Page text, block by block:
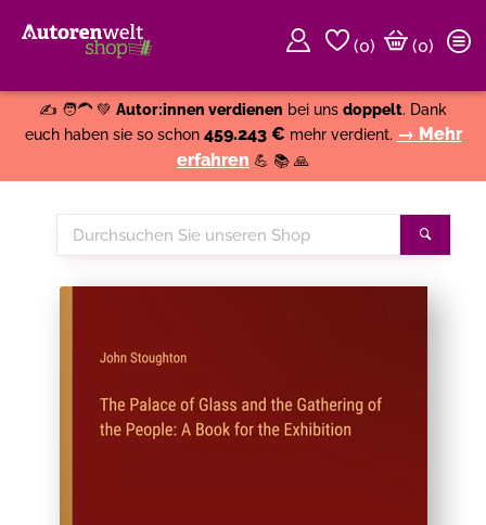
(0)
(0)
✍️ 🧑‍🦱 💚 Autor:innen verdienen bei uns doppelt. Dank
euch haben sie so schon 459.243 € mehr verdient. → Mehr
erfahren 💪 📚 🙏
Durchsuchen
Sie